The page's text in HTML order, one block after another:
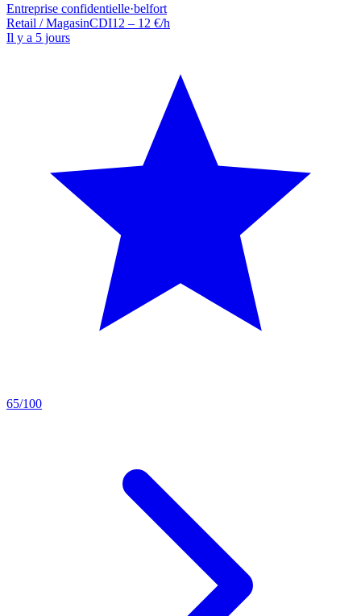
Entreprise confidentielle·belfort
Retail / MagasinCDI12 – 12 €/h
Il y a 5 jours
65/100